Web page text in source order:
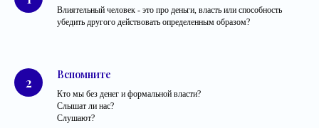
Влиятельный человек - это про деньги, власть или способность
убедить другого действовать определенным образом?
Вспомните
Кто мы без денег и формальной власти?
Слышат ли нас?
Слушают?